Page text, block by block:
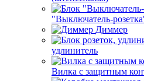
"Выключатель-
Диммер
удлинитель
Вилка с защитным